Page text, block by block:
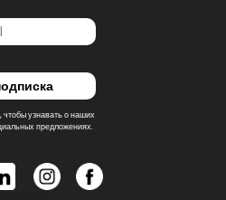
узнавать о наших
предложениях.